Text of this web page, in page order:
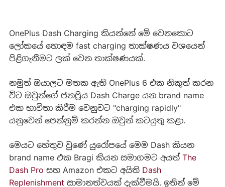
OnePlus Dash Charging කියන්නේ මේ වෙනකොට
ලෝකයේ හොඳම fast charging තාක්ෂණය වශයෙන්
පිළිගැනීමට ලක් වෙන තාක්ෂණයක්.
නමුත් ඔයාලට මතක ඇති OnePlus 6 එක නිකුත් කරන
විට ඔවුන්ගේ ජනප්‍රිය Dash Charge යන brand name
එක භාවිතා කිරීම වෙනුවට "charging rapidly"
යනුවෙන් පෙන්නුම් කරන්න ඔවුන් කටයුතු කළා.
මෙයට හේතුව වුණේ යුරෝපයේ මෙම Dash කියන
brand name එක Bragi කියන සමාගමට අයත් The
Dash Pro සහ Amazon එකට අයිති Dash
Replenishment සාමානත්වයක් දැක්වීමයි. ඉතින් මේ